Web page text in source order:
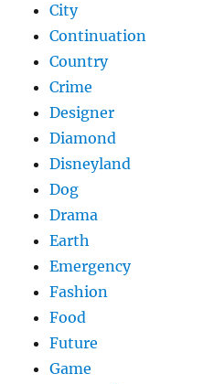
City
Continuation
Country
Crime
Designer
Diamond
Disneyland
Dog
Drama
Earth
Emergency
Fashion
Food
Future
Game